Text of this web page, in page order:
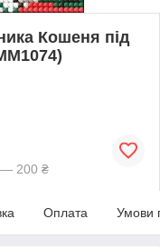
Кошеня під
— 200 ₴
Оплата Умови